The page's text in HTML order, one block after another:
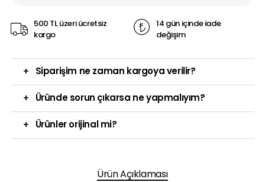
500 TL üzeri ücretsiz
kargo
14 gün içinde iade
değişim
+ Siparişim ne zaman kargoya verilir?
+ Üründe sorun çıkarsa ne yapmalıyım?
+ Ürünler orijinal mi?
Ürün Açıklaması